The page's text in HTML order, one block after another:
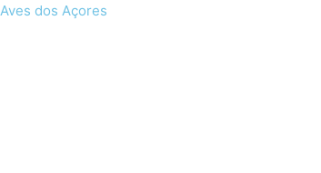
Skip
Aves dos Açores